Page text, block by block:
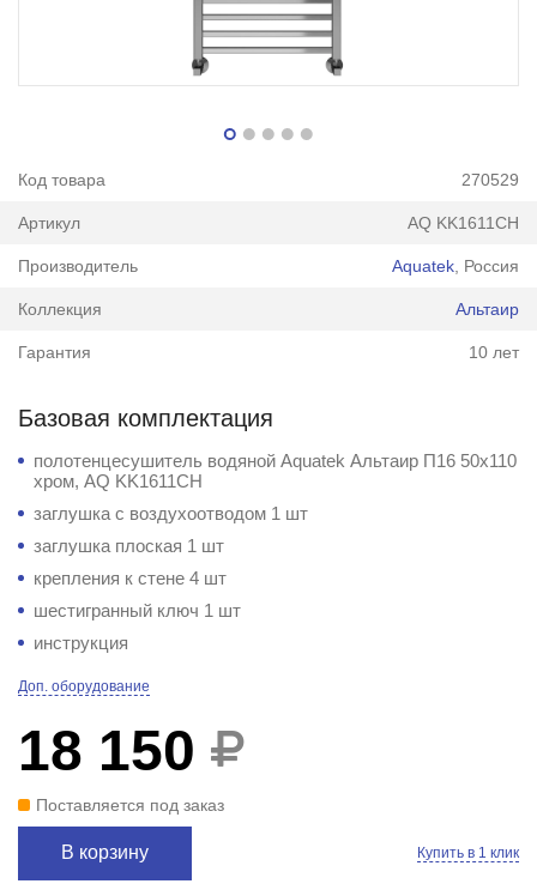
Код товара 270529
Артикул AQ KK1611CH
Производитель Aquatek , Россия
Коллекция Альтаир
Гарантия 10 лет
Базовая комплектация
полотенцесушитель водяной Aquatek Альтаир П16 50x110
хром, AQ KK1611CH
заглушка с воздухоотводом 1 шт
заглушка плоская 1 шт
крепления к стене 4 шт
шестигранный ключ 1 шт
инструкция
Доп. оборудование
18 150
Поставляется под заказ
В корзину Купить в 1 клик